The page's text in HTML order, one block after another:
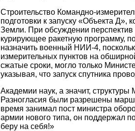
Строительство Командно-
подготовки к запуску «Объекта
Земли. При обсуждении
курирующее ракетную программу,
назначить военный НИИ-4,
измерительных пунктов на
сжатые сроки, могло только
указывая, что запуск спутника
Академии наук, а значит,
Разногласия были разрешены
время занимал пост министра
армии нового типа, он поддержал
беру на себя!»